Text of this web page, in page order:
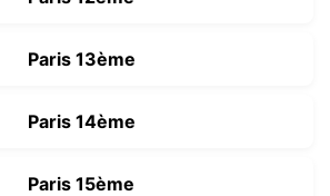
Paris 13ème
Paris 14ème
Paris 15ème